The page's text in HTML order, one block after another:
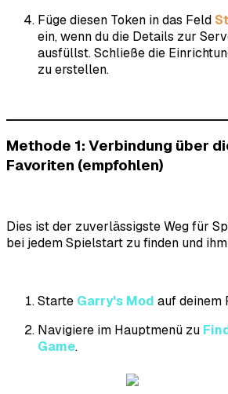
Füge diesen Token in das Feld
ein, wenn du die Details zur
ausfüllst. Schließe die
zu erstellen.
Methode 1: Verbindung über
Favoriten (empfohlen)
Dies ist der zuverlässigste Weg für
bei jedem Spielstart zu finden und
Starte Garry's Mod auf deinem
Navigiere im Hauptmenü zu
Game.